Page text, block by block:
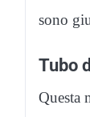
sono
Tubo
Questa